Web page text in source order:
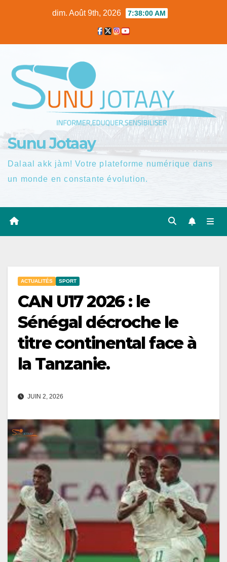
dim. Août 9th, 2026 7:38:01 AM
Sunu Jotaay
Dalaal akk jàm! Votre plateforme numérique dans
un monde en constante évolution.
ACTUALITÉS SPORT
CAN U17 2026 : le
Sénégal décroche le
titre continental face à
la Tanzanie.
JUIN 2, 2026